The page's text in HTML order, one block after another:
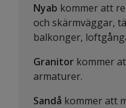
Nyab kommer att
och skärmväggar,
balkonger,
Granitor kommer
armaturer.
Sandå kommer att